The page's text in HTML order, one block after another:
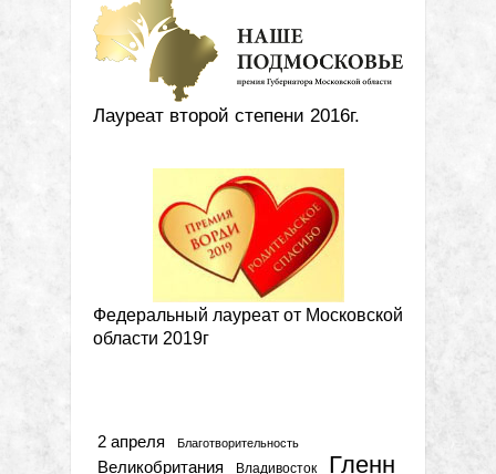
Лауреат второй степени 2016г.
Федеральный лауреат от Московской
области 2019г
2 апреля Благотворительность
Великобритания Владивосток
Гленн